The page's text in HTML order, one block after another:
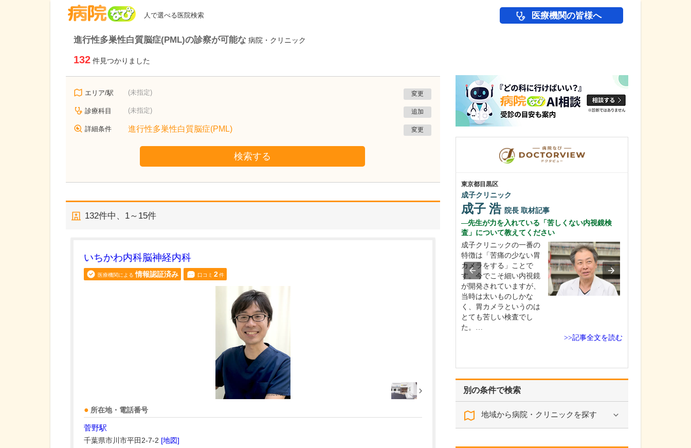
人で選べる医院検索 医療機関の皆様へ
進行性多巣性白質脳症(PML)の診察が可能な 病院・クリニック
132 件見つかりました
エリア/駅 (未指定) 変更
診療科目 (未指定) 追加
詳細条件 進行性多巣性白質脳症(PML) 変更
検索する
132件中、 1～15件
いちかわ内科脳神経内科
医療機関による 情報認証済み 口コミ 2件
所在地・電話番号
菅野駅
千葉県市川市平田2-7-2 [地図]
別の条件で検索
地域から病院・クリニックを探す
東京都中野区
やめまいなどの診断・治
東京都目黒区
成子クリニック
成子 浩 院長 取材記事
先生が力を入れている「苦しくない内視鏡検
査」について教えてください
成子クリニックの一番の
特徴は「苦痛の少ない胃
カメラをする」ことで
す。今でこそ細い内視鏡
が開発されていますが、
当時は太いものしかな
く、胃カメラというのは
とても苦しい検査でし
た。…
>>記事全文を読む